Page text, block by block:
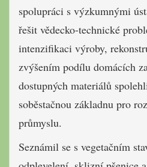
spolupráci s výzkumnými
řešit vědecko-technické
intenzifikaci výroby,
zvýšením podílu domácích
dostupných materiálů
soběstačnou základnu pro
průmyslu.
Seznámil se s vegetačním